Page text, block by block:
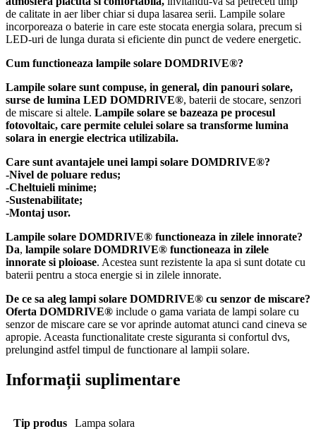
de calitate in aer liber chiar si dupa lasarea serii. Lampile solare
incorporeaza o baterie in care este stocata energia solara, precum si
LED-uri de lunga durata si eficiente din punct de vedere energetic.
Cum functioneaza lampile solare DOMDRIVE®?
Lampile solare sunt compuse, in general, din panouri solare,
surse de lumina LED DOMDRIVE®, baterii de stocare, senzori
de miscare si altele. Lampile solare se bazeaza pe procesul
fotovoltaic, care permite celulei solare sa transforme lumina
solara in energie electrica utilizabila.
Care sunt avantajele unei lampi solare DOMDRIVE®?
-Nivel de poluare redus;
-Cheltuieli minime;
-Sustenabilitate;
-Montaj usor.
Lampile solare DOMDRIVE® functioneaza in zilele innorate?
Da, lampile solare DOMDRIVE® functioneaza in zilele
innorate si ploioase. Acestea sunt rezistente la apa si sunt dotate cu
baterii pentru a stoca energie si in zilele innorate.
De ce sa aleg lampi solare DOMDRIVE® cu senzor de miscare?
Oferta DOMDRIVE® include o gama variata de lampi solare cu
senzor de miscare care se vor aprinde automat atunci cand cineva se
apropie. Aceasta functionalitate creste siguranta si confortul dvs,
prelungind astfel timpul de functionare al lampii solare.
Informații suplimentare
Tip produs Lampa solara